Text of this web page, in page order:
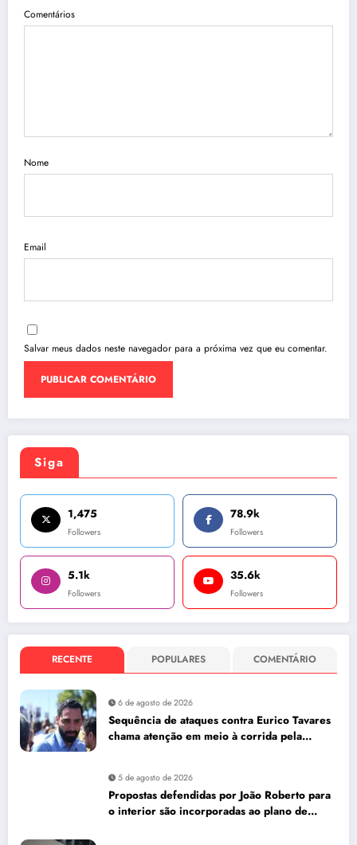
Comentários
Nome
Email
Salvar meus dados neste navegador para a próxima vez que eu comentar.
Siga
1,475
Followers
78.9k
Followers
5.1k
Followers
35.6k
Followers
RECENTE POPULARES COMENTÁRIO
6 de agosto de 2026
Sequência de ataques contra Eurico Tavares
chama atenção em meio à corrida pela
5 de agosto de 2026
Propostas defendidas por João Roberto para
o interior são incorporadas ao plano de